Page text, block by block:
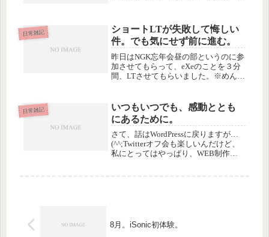
で、現地で降ろして部屋まで運び上げ
るという、手伝いというより作業部隊
の本...
日常雑記
ショートLTが失敗して悔しい
件。でも気にせず前に進む。
昨日はNGK忘年会昼の部というのに参
加させてもらって、eXeのことを３分
間、LTさせてもらいました。※めんど
もらうと、分かるかもしれないし、分
からないかもしれません…(¨...
日常雑記
いつもいつでも、感動ととも
にあるために。
さて、話はWordPressに戻りますが…
(^^;Twitterオフ会も楽しいんだけど、
私にとってはやっぱり、WEB制作系
8月。iSonic初体験。